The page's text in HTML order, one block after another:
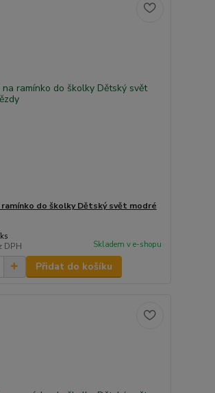
ramínko do školky Dětský svět modré
ks
DPH Skladem v e-shopu
Přidat do košíku